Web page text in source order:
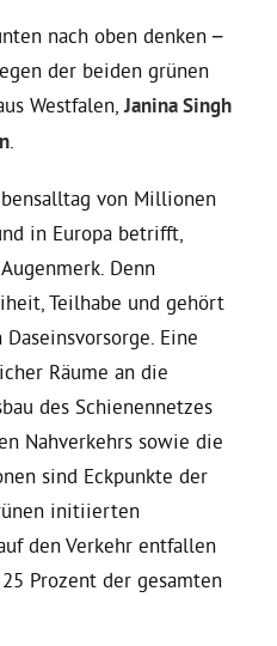
nach oben denken –
der beiden grünen
Westfalen, Janina Singh
von Millionen
in Europa betrifft,
Denn
Teilhabe und gehört
Eine
Räume an die
des Schienennetzes
Nahverkehrs sowie die
sind Eckpunkte der
initiierten
den Verkehr entfallen
Prozent der gesamten